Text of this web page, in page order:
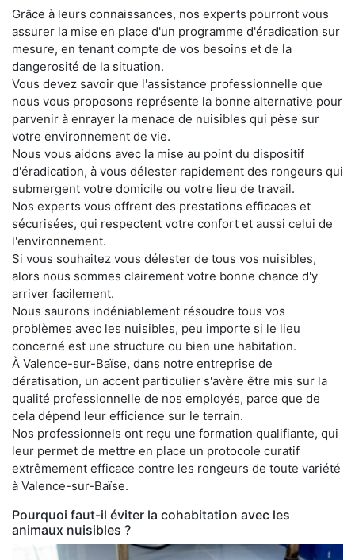
Grâce à leurs connaissances, nos experts pourront vous
assurer la mise en place d'un programme d'éradication sur
mesure, en tenant compte de vos besoins et de la
dangerosité de la situation.
Vous devez savoir que l'assistance professionnelle que
nous vous proposons représente la bonne alternative pour
parvenir à enrayer la menace de nuisibles qui pèse sur
votre environnement de vie.
Nous vous aidons avec la mise au point du dispositif
d'éradication, à vous délester rapidement des rongeurs qui
submergent votre domicile ou votre lieu de travail.
Nos experts vous offrent des prestations efficaces et
sécurisées, qui respectent votre confort et aussi celui de
l'environnement.
Si vous souhaitez vous délester de tous vos nuisibles,
alors nous sommes clairement votre bonne chance d'y
arriver facilement.
Nous saurons indéniablement résoudre tous vos
problèmes avec les nuisibles, peu importe si le lieu
concerné est une structure ou bien une habitation.
À Valence-sur-Baïse, dans notre entreprise de
dératisation, un accent particulier s'avère être mis sur la
qualité professionnelle de nos employés, parce que de
cela dépend leur efficience sur le terrain.
Nos professionnels ont reçu une formation qualifiante, qui
leur permet de mettre en place un protocole curatif
extrêmement efficace contre les rongeurs de toute variété
à Valence-sur-Baïse.
Pourquoi faut-il éviter la cohabitation avec les
animaux nuisibles ?